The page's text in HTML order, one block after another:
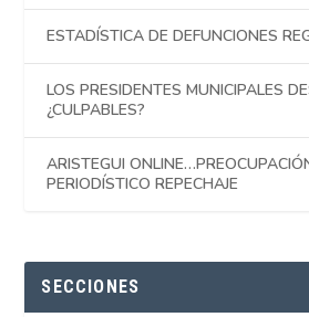
ESTADÍSTICA DE DEFUNCIONES
LOS PRESIDENTES MUNICIPALES
¿CULPABLES?
ARISTEGUI
PERIODÍSTICO REPECHAJE
SECCIONES